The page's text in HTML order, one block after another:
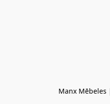
Manx Mēbeles